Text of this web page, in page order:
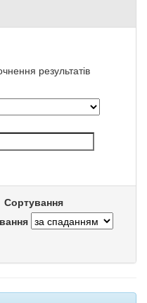
результатів
Сортування